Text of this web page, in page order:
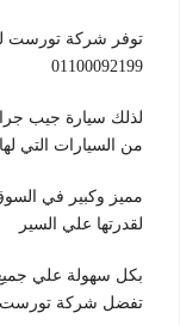
توفر شركة تورست
01100092199
من السيارات التي
مميز وكبير في
لقدرتها علي السير
بكل سهولة علي
تفضل شركة تورست